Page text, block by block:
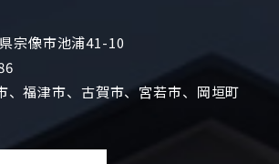
宗像市池浦41-10
、福津市、古賀市、宮若市、岡垣町